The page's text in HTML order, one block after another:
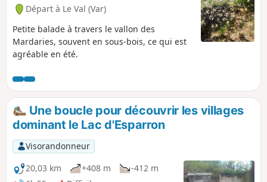
Départ à Le Val (Var)
Petite balade à travers le vallon des
Mardaries, souvent en sous-bois, ce qui est
agréable en été.
Une boucle pour découvrir les villages
dominant le Lac d'Esparron
Visorandonneur
20,03 km
+408 m
-412 m